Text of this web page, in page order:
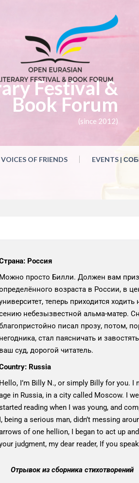
Festival &
Book Forum
(since 2012)
VOICES OF FRIENDS EVENTS |
Россия
Можно просто Билли. Должен вам
возраста в России, в
теперь приходится
небезызвестной альма-матер.
писал прозу, потом,
негодника, стал паясничать и
ваш суд, дорогой читатель.
Russia
Hello, I’m Billy N., or simply Billy for you.
in Russia, in a city called Moscow. I
reading when I was young, and
I, being a serious man, didn’t messing
of one hellion, I began to act up
judgment, my dear reader, If you
Отрывок из сборника стихотворений